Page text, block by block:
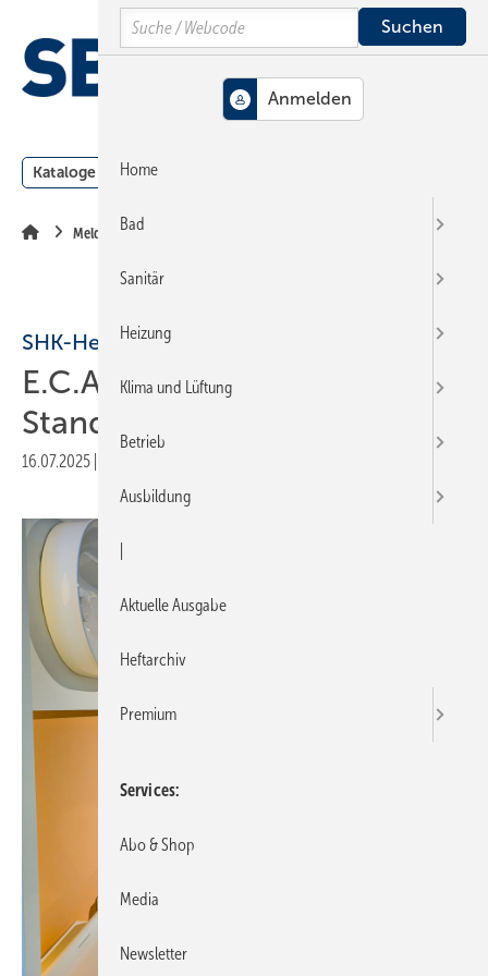
Hauptinhalt
Hauptmenü
SiteSearch
Kataloge Meldungen
Meldungen
SHK-Hersteller
E.C.A. Germany: neuer
Standort mit Studio
16.07.2025
Search
Home
Bad
Sanitär
Heizung
Klima und Lüftung
Betrieb
Ausbildung
Aktuelle Ausgabe
Heftarchiv
Premium
Services
Abo & Shop
Media
Newsletter